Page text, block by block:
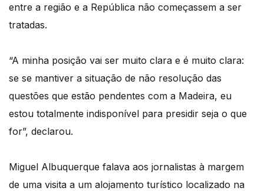
entre a região e a República não começassem a ser
tratadas.
“A minha posição vai ser muito clara e é muito clara:
se se mantiver a situação de não resolução das
questões que estão pendentes com a Madeira, eu
estou totalmente indisponível para presidir seja o que
for”, declarou.
Miguel Albuquerque falava aos jornalistas à margem
de uma visita a um alojamento turístico localizado na